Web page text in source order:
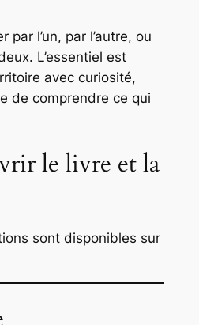
par l’un, par l’autre, ou
L’essentiel est
avec curiosité,
de comprendre ce qui
le livre et la
sont disponibles sur